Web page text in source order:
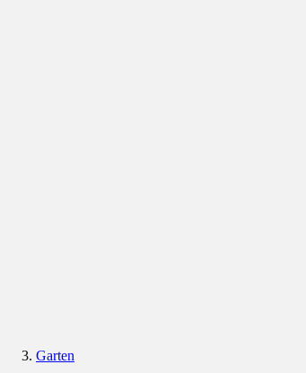
Garten